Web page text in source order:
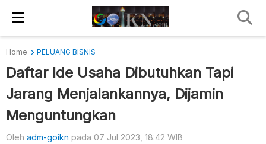
Home PELUANG BISNIS
Daftar Ide Usaha Dibutuhkan Tapi
Jarang Menjalankannya, Dijamin
Menguntungkan
Oleh adm-goikn pada 07 Jul 2023, 18:42 WIB